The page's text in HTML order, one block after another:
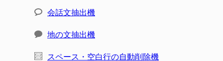
会話文抽出機
地の文抽出機
スペース・空白行の自動削除機